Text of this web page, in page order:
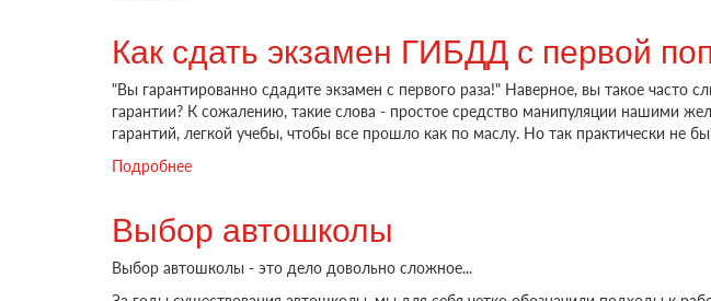
Как сдать экзамен ГИБДД с первой
"Вы гарантированно сдадите экзамен с первого раза!" Наверное, вы такое
гарантии? К сожалению, такие слова - простое средство манипуляции нашими
гарантий, легкой учебы, чтобы все прошло как по маслу. Но так практически не
Подробнее
Выбор автошколы
Выбор автошколы - это дело довольно сложное...